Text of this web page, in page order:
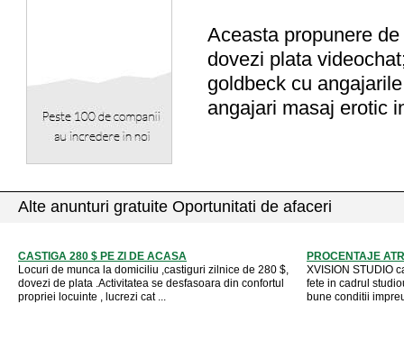
Aceasta propunere
dovezi plata
goldbeck cu
angajari masaj erotic
Alte anunturi gratuite Oportunitati de afaceri
CASTIGA 280 $ PE ZI DE ACASA
Locuri de munca la domiciliu ,castiguri zilnice de 280 $,
dovezi de plata .Activitatea se desfasoara din confortul
propriei locuinte , lucrezi cat ...
PROCENTAJE
XVISION STUDIO
fete in cadrul
bune conditii